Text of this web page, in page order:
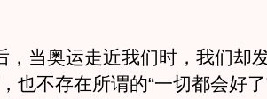
当奥运走近我们时，我们却
也不存在所谓的“一切都会好